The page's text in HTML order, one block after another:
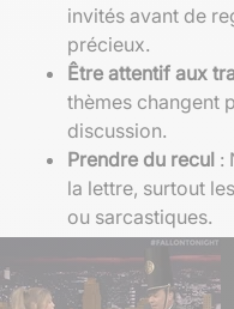
invités avant de
précieux.
Être attentif aux
thèmes changent
discussion.
Prendre du recul :
la lettre, surtout
ou sarcastiques.